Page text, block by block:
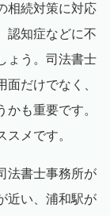
相続対策に対応
認知症などに不
ょう。司法書士
だけでなく、
も重要です。
メです。
法書士事務所が
近い、浦和駅が